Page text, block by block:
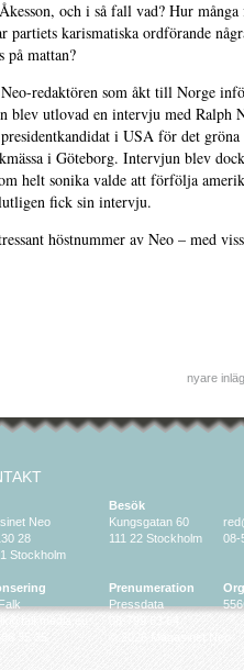
och i så fall vad? Hur
partiets karismatiska ordförande
på mattan?
redaktören som åkt till Norge
blev utlovad en intervju med Ralph
i USA för det
i Göteborg. Intervjun blev
helt sonika valde att förfölja
fick sin intervju.
höstnummer av Neo – med
nyare
Neo
28
Stockholm
Besök
Kungsgatan 60
111 22 Stockholm
Prenumeration
Pressdata
08-